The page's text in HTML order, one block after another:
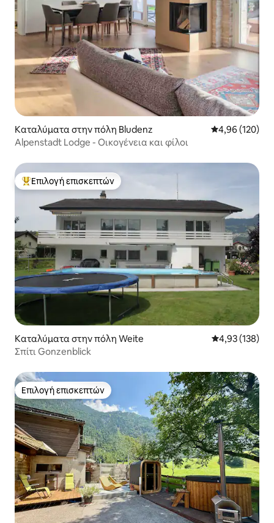
Καταλύματα στην πόλη Bludenz Μέση
4,96 (120)
Alpenstadt Lodge - Οικογένεια και φίλοι
Κορυφαία επιλογή επισκεπτών
Επιλογή επισκεπτών
Καταλύματα στην πόλη Weite Μέση
4,93 (138)
Σπίτι Gonzenblick
Επιλογή επισκεπτών
Επιλογή επισκεπτών